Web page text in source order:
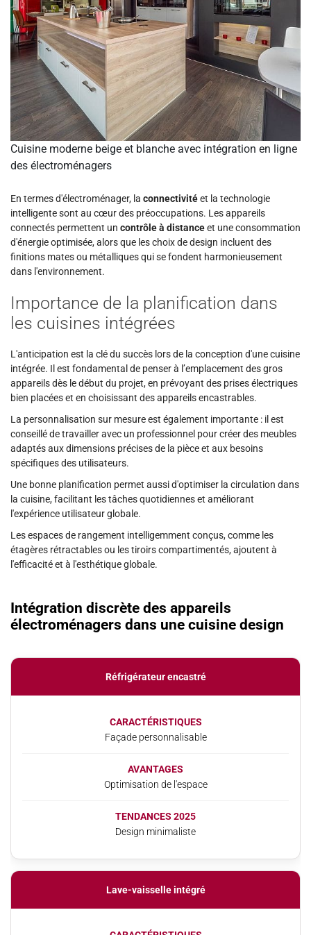
Cuisine moderne beige et blanche avec intégration en ligne
des électroménagers
En termes d'électroménager, la connectivitéet la technologie
intelligente sont au cœur des préoccupations. Les appareils
connectés permettent un contrôle à distanceet une consommation
d'énergie optimisée, alors que les choix de design incluent des
finitions mates ou métalliques qui se fondent harmonieusement
dans l'environnement.
Importance de la planification dans
les cuisines intégrées
L'anticipation est la clé du succès lors de la conception d'une cuisine
intégrée. Il est fondamental de penser à l’emplacement des gros
appareils dès le début du projet, en prévoyant des prises électriques
bien placées et en choisissant des appareils encastrables.
La personnalisation sur mesure est également importante : il est
conseillé de travailler avec un professionnel pour créer des meubles
adaptés aux dimensions précises de la pièce et aux besoins
spécifiques des utilisateurs.
Une bonne planification permet aussi d'optimiser la circulation dans
la cuisine, facilitant les tâches quotidiennes et améliorant
l'expérience utilisateur globale.
Les espaces de rangement intelligemment conçus, comme les
étagères rétractables ou les tiroirs compartimentés, ajoutent à
l'efficacité et à l'esthétique globale.
Intégration discrète des appareils
électroménagers dans une cuisine design
Réfrigérateur encastré
CARACTÉRISTIQUES
Façade personnalisable
AVANTAGES
Optimisation de l'espace
TENDANCES 2025
Design minimaliste
Lave-vaisselle intégré